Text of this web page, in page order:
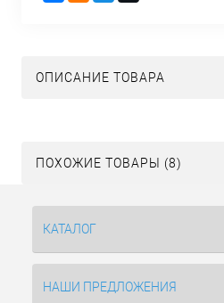
ОПИСАНИЕ ТОВАРА
ПОХОЖИЕ ТОВАРЫ (8)
КАТАЛОГ
НАШИ ПРЕДЛОЖЕНИЯ